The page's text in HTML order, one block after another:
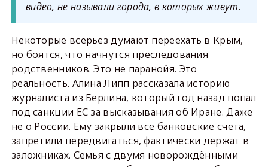
видео, не называли города, в которых живут.
Некоторые всерьёз думают переехать в Крым,
но боятся, что начнутся преследования
родственников. Это не паранойя. Это
реальность. Алина Липп рассказала историю
журналиста из Берлина, который год назад попал
под санкции ЕС за высказывания об Иране. Даже
не о России. Ему закрыли все банковские счета,
запретили передвигаться, фактически держат в
заложниках. Семья с двумя новорождёнными